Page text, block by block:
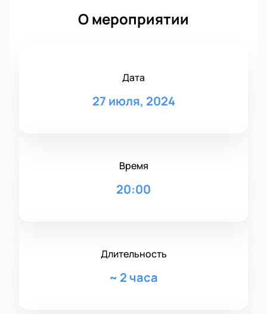
О мероприятии
Дата
27 июля, 2024
Время
20:00
Длительность
~ 2 часа